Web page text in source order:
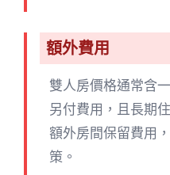
額外費用
雙人房價格通常含
另付費用，且長期
額外房間保留費用
策。